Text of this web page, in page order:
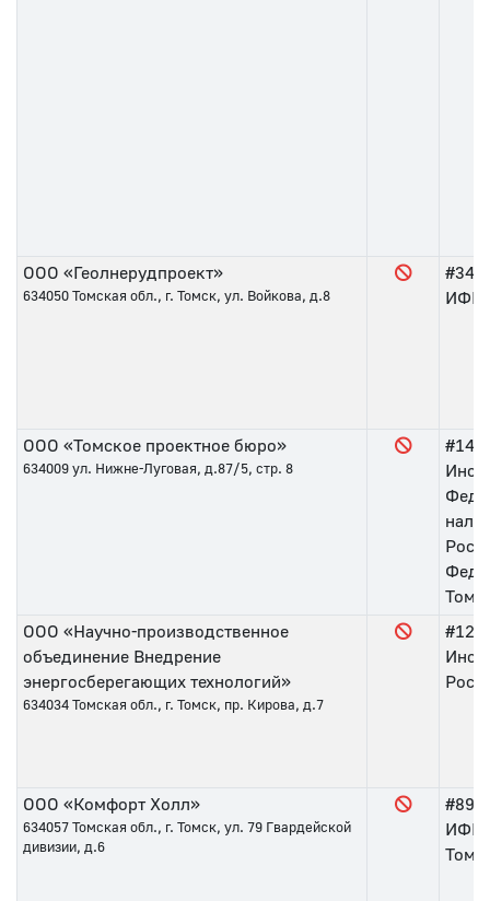
ООО «Геолнерудпроект»
634050 Томская обл., г. Томск, ул. Войкова, д.8
#34
ООО «Томское проектное бюро»
634009 ул. Нижне-Луговая, д.87/5, стр. 8
#143
ООО «Научно-производственное
объединение Внедрение
энергосберегающих технологий»
634034 Томская обл., г. Томск, пр. Кирова, д.7
#121
ООО «Комфорт Холл»
634057 Томская обл., г. Томск, ул. 79 Гвардейской
дивизии, д.6
#89